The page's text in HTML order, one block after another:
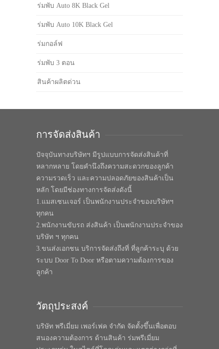
ร่มพับ Auto 8K Black Gel
ร่มพับ Auto 10K Black Gel
ร่มกอล์ฟ
ร่มพับ 3 ตอน
สินค้าผลิตด่วน
การจัดส่งสินค้า
ปัจจุบันทางบริษัทฯ มีรูปแบบการจัดส่งสินค้าที่
หลากหลาย โดยคำนึงถึงความสะดวกของลูกค้า
ความรวดเร็ว และความปลอดภัยของสินค้าเป็น
หลัก โดยมีช่องทางการจัดส่งดังนี้
1.แมสเซนเจอร์ เป็นพนักงานประจำของบริษัทฯ
ทุกคน
2.พนักงานขับรถ ส่งสินค้า เป็นพนักงานประจำของ
บริษัท ฯ ทุกคน
3.ขนส่งเอกชน บริการจัดส่งถึงที่ ที่ลูกค้าระบุ ด้วย
ระบบ Door To Door หรือตามความต้องการของ
ลูกค้า
วัตถุประสงค์
บริษัท พรีเมี่ยม เพอร์เฟค จำกัด จัดตั้งขึ้นเพื่อตอบ
สนองความต้องการ ด้านสินค้า ร่มพรีเมี่ยม